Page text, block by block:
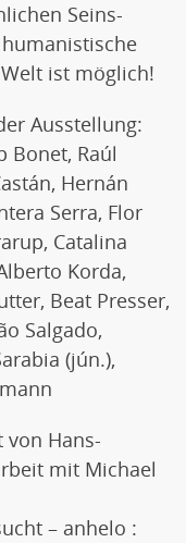
Seins-
ist möglich!
Ausstellung:
Bonet, Raúl
Hernán
Serra, Flor
Catalina
Korda,
Beat Presser,
Salgado,
(jún.),
Hans-
mit Michael
– anhelo :